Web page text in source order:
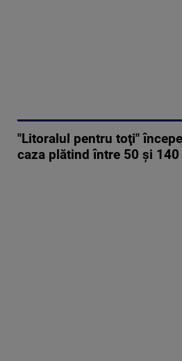
"Litoralul pentru toţi"
caza plătind între 50 şi 140